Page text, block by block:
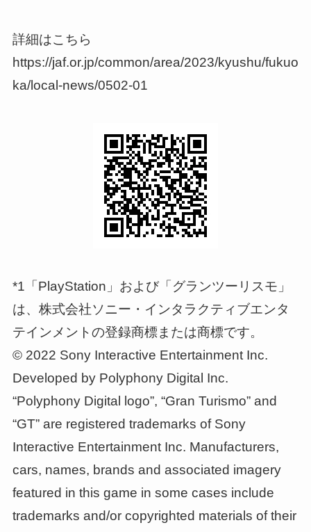
詳細はこちら
https://jaf.or.jp/common/area/2023/kyushu/fukuo
ka/local-news/0502-01
*1「PlayStation」および「グランツーリスモ」
は、株式会社ソニー・インタラクティブエンタ
テインメントの登録商標または商標です。
© 2022 Sony Interactive Entertainment Inc.
Developed by Polyphony Digital Inc.
“Polyphony Digital logo”, “Gran Turismo” and
“GT” are registered trademarks of Sony
Interactive Entertainment Inc. Manufacturers,
cars, names, brands and associated imagery
featured in this game in some cases include
trademarks and/or copyrighted materials of their